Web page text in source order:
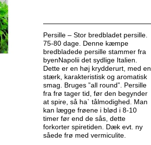
Persille – Stor bredbladet persille.
75-80 dage. Denne kæmpe
bredbladede persille stammer fra
byenNapolii det sydlige Italien.
Dette er en høj krydderurt, med en
stærk, karakteristisk og aromatisk
smag. Bruges ”all round”. Persille
fra frø tager tid, før den begynder
at spire, så ha` tålmodighed. Man
kan lægge frøene i blød i 8-10
timer før end de sås, dette
forkorter spiretiden. Dæk evt. ny
såede frø med vermiculite.